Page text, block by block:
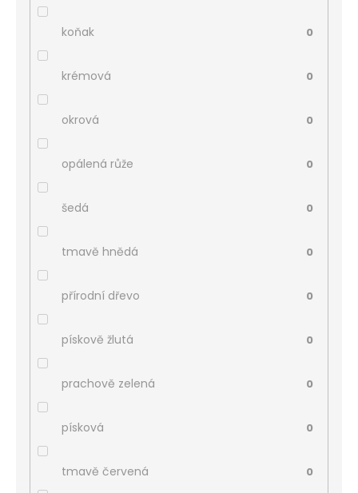
koňak 0
krémová 0
okrová 0
opálená růže 0
šedá 0
tmavě hnědá 0
přírodní dřevo 0
pískově žlutá 0
prachově zelená 0
písková 0
tmavě červená 0